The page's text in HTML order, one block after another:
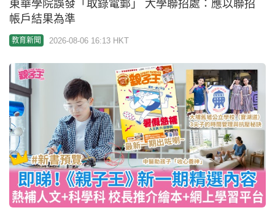
中大發表《策略計劃2026-2030》 設研究生新書院
融入國家科創體系
教育新聞 2026-08-06 13:01 HKT